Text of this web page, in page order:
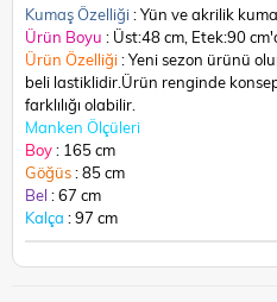
Kumaş Özelliği: Yün ve akrilik
Ürün Boyu : Üst:48 cm, Etek:90
Ürün Özelliği: Yeni sezon ürünü
beli lastiklidir. Ürün renginde
farklılığı olabilir.
Manken Ölçüleri
Boy: 165 cm
Göğüs: 85 cm
Bel : 67 cm
Kalça : 97 cm